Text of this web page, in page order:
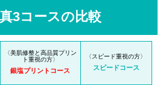
3コースの比較
〈美肌修整と高品質プリン
ト重視の方〉
銀塩プリントコース
〈スピード重視の方〉
スピードコース